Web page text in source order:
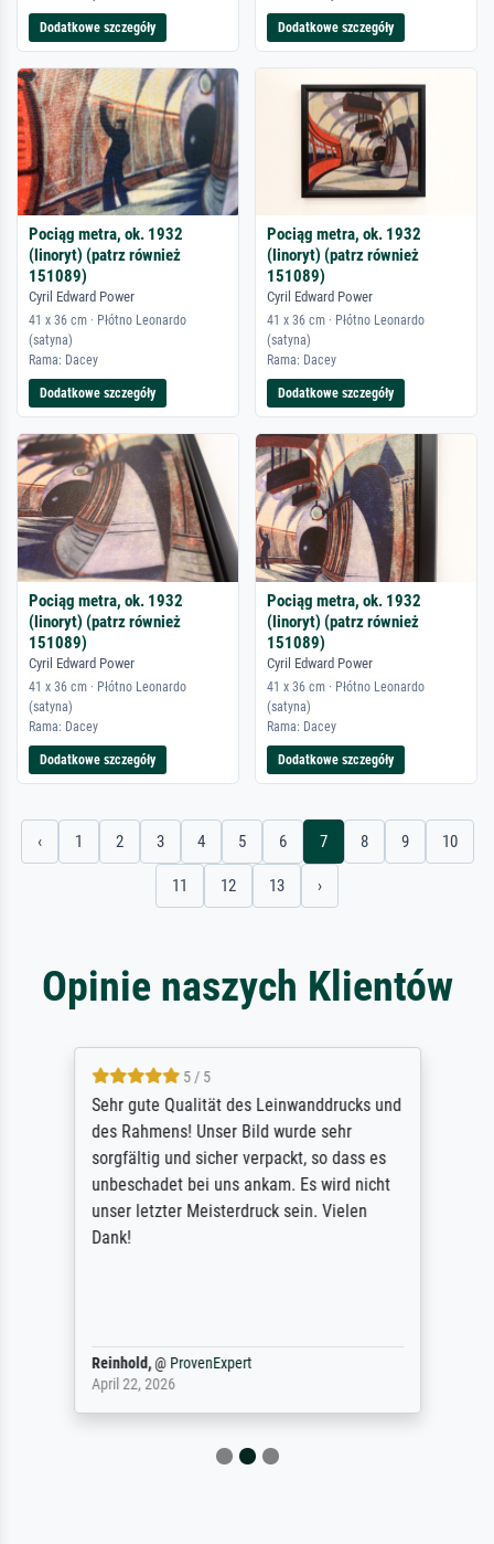
Dodatkowe szczegóły Dodatkowe szczegóły
Pociąg metra, ok. 1932
(linoryt) (patrz również
151089)
Cyril Edward Power
41 x 36 cm · Płótno Leonardo
(satyna)
Rama: Dacey
Dodatkowe szczegóły
Pociąg metra, ok. 1932
(linoryt) (patrz również
151089)
Cyril Edward Power
41 x 36 cm · Płótno Leonardo
(satyna)
Rama: Dacey
Dodatkowe szczegóły
Pociąg metra, ok. 1932
(linoryt) (patrz również
151089)
Cyril Edward Power
41 x 36 cm · Płótno Leonardo
(satyna)
Rama: Dacey
Dodatkowe szczegóły
Pociąg metra, ok. 1932
(linoryt) (patrz również
151089)
Cyril Edward Power
41 x 36 cm · Płótno Leonardo
(satyna)
Rama: Dacey
Dodatkowe szczegóły
‹ 1 2 3 4 5 6 7 8 9 10
11 12 13 ›
Opinie naszych Klientów
5 / 5
Sehr gute Qualität des Leinwanddrucks und
des Rahmens! Unser Bild wurde sehr
sorgfältig und sicher verpackt, so dass es
unbeschadet bei uns ankam. Es wird nicht
unser letzter Meisterdruck sein. Vielen
Dank!
Reinhold,@ ProvenExpert
April 22, 2026